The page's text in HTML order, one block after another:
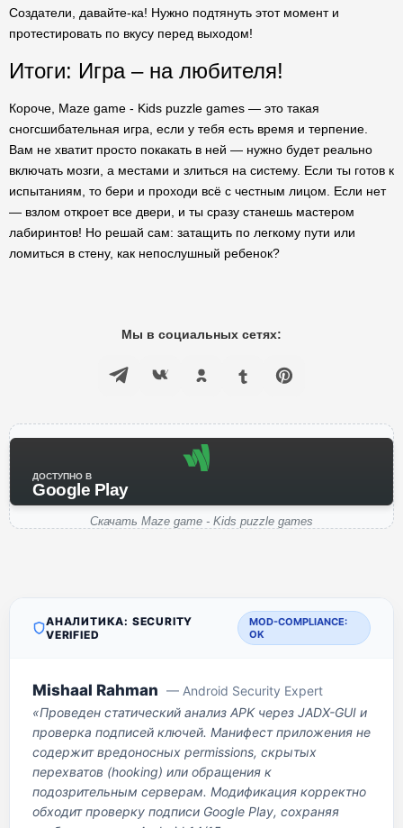
Создатели, давайте-ка! Нужно подтянуть этот момент и
протестировать по вкусу перед выходом!
Итоги: Игра – на любителя!
Короче, Maze game - Kids puzzle games — это такая
сногсшибательная игра, если у тебя есть время и терпение.
Вам не хватит просто покакать в ней — нужно будет реально
включать мозги, а местами и злиться на систему. Если ты готов к
испытаниям, то бери и проходи всё с честным лицом. Если нет
— взлом откроет все двери, и ты сразу станешь мастером
лабиринтов! Но решай сам: затащить по легкому пути или
ломиться в стену, как непослушный ребенок?
Мы в социальных сетях:
ДОСТУПНО В
Google Play
Скачать Maze game - Kids puzzle games
АНАЛИТИКА: SECURITY
VERIFIED
MOD-COMPLIANCE:
OK
Mishaal Rahman — Android Security Expert
«Проведен статический анализ APK через JADX-GUI и
проверка подписей ключей. Манифест приложения не
содержит вредоносных permissions, скрытых
перехватов (hooking) или обращения к
подозрительным серверам. Модификация корректно
обходит проверку подписи Google Play, сохраняя